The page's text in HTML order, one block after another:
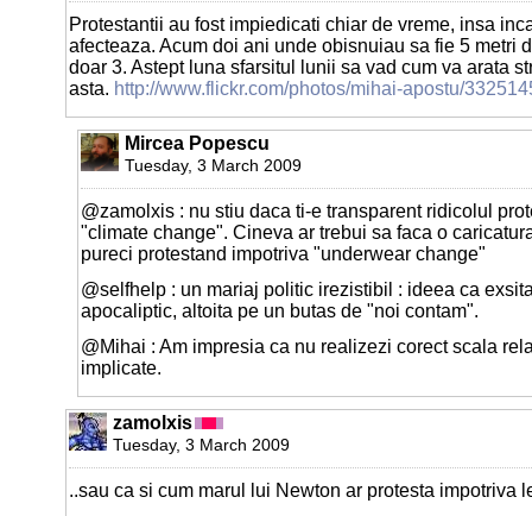
Protestantii au fost impiedicati chiar de vreme, insa
afecteaza. Acum doi ani unde obisnuiau sa fie 5 metri
doar 3. Astept luna sfarsitul lunii sa vad cum va arata
asta. http://www.flickr.com/photos/mihai-apostu/
Mircea Popescu
Tuesday, 3 March 2009
@zamolxis : nu stiu daca ti-e transparent ridicolul
"climate change". Cineva ar trebui sa faca o
pureci protestand impotriva "underwear change"
@selfhelp : un mariaj politic irezistibil : ideea ca
apocaliptic, altoita pe un butas de "noi contam".
@Mihai : Am impresia ca nu realizezi corect scala
implicate.
zamolxis
Tuesday, 3 March 2009
..sau ca si cum marul lui Newton ar protesta impotriva